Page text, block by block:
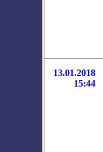
13.01.2018
15:44